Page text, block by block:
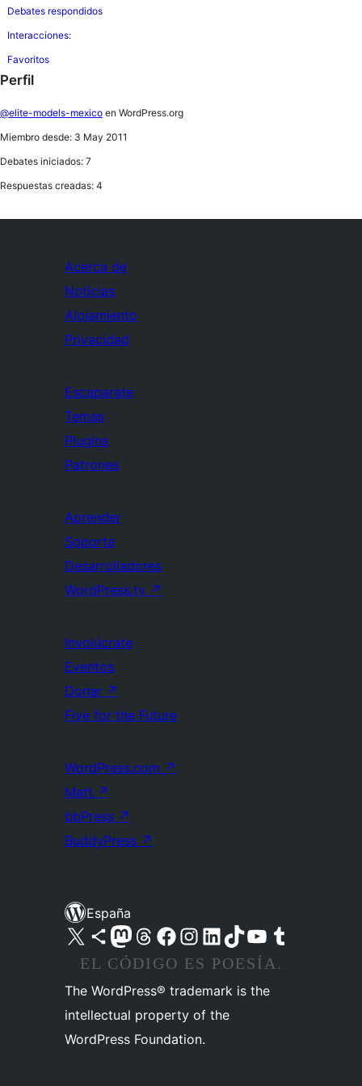
Debates respondidos
Interacciones:
Favoritos
Perfil
@elite-models-mexico en WordPress.org
Miembro desde: 3 May 2011
Debates iniciados: 7
Respuestas creadas: 4
Acerca de
Noticias
Alojamiento
Privacidad
Escaparate
Temas
Plugins
Patrones
Aprender
Soporte
Desarrolladores
WordPress.tv ↗
Involúcrate
Eventos
Donar ↗
Five for the Future
WordPress.com ↗
Matt ↗
bbPress ↗
BuddyPress ↗
España
Visita nuestra cuenta de X (anteriormente Twitter)
Visita nuestra cuenta de Bluesky
Visita nuestra cuenta de Mastodon
Visita nuestra cuenta de Threads
Visita nuestra página de Facebook
Visita nuestra cuenta de Instagram
Visita nuestra cuenta de LinkedIn
Visita nuestra cuenta de TikTok
Visita nuestro canal de YouTube
Visita nuestra cuenta de Tumblr
EL CÓDIGO ES POESÍA.
The WordPress® trademark is the
intellectual property of the
WordPress Foundation.